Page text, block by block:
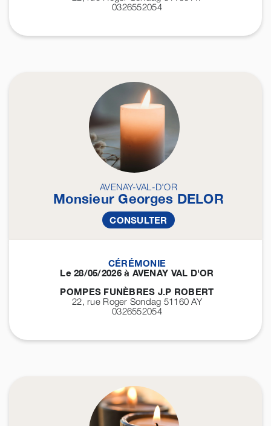
0326552054
AVENAY-VAL-D'OR
Monsieur Georges DELOR
CONSULTER
CÉRÉMONIE
Le 28/05/2026 à AVENAY VAL D'OR
POMPES FUNÈBRES J.P ROBERT
22, rue Roger Sondag 51160AY
0326552054